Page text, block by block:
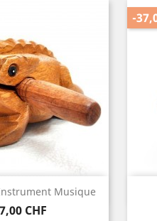
Musique
CHF
Vorschau
-